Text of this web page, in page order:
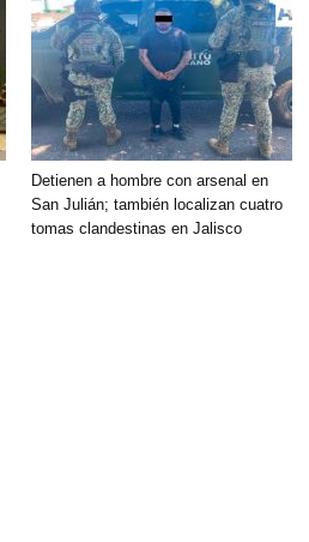
Detienen a hombre con arsenal en
San Julián; también localizan cuatro
tomas clandestinas en Jalisco